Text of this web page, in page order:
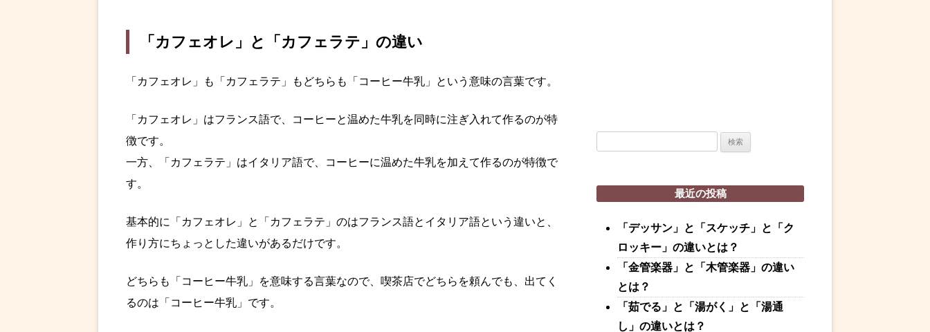
「カフェオレ」と「カフェラテ」の違い
「カフェオレ」も「カフェラテ」もどちらも「コーヒー牛乳」という意味の言葉です。
「カフェオレ」はフランス語で、コーヒーと温めた牛乳を同時に注ぎ入れて作るのが特
徴です。
一方、「カフェラテ」はイタリア語で、コーヒーに温めた牛乳を加えて作るのが特徴で
す。
基本的に「カフェオレ」と「カフェラテ」のはフランス語とイタリア語という違いと、
作り方にちょっとした違いがあるだけです。
どちらも「コーヒー牛乳」を意味する言葉なので、喫茶店でどちらを頼んでも、出てく
るのは「コーヒー牛乳」です。
最近の投稿
「デッサン」と「スケッチ」と「ク
ロッキー」の違いとは？
「金管楽器」と「木管楽器」の違い
とは？
「茹でる」と「湯がく」と「湯通
し」の違いとは？